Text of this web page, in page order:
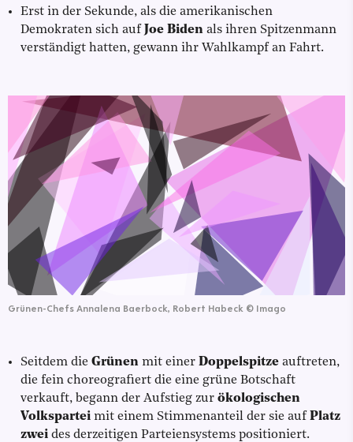
Erst in der Sekunde, als die amerikanischen
Demokraten sich auf Joe Biden als ihren Spitzenmann
verständigt hatten, gewann ihr Wahlkampf an Fahrt.
Grünen-Chefs Annalena Baerbock, Robert Habeck © Imago
Seitdem die Grünen mit einer Doppelspitze auftreten,
die fein choreografiert die eine grüne Botschaft
verkauft, begann der Aufstieg zur ökologischen
Volkspartei mit einem Stimmenanteil der sie auf Platz
zwei des derzeitigen Parteiensystems positioniert.